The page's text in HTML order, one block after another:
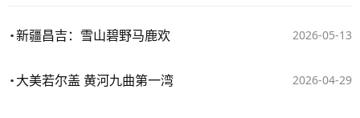
2026-05-13
新疆昌吉：雪山碧野马鹿欢
2026-04-29
大美若尔盖 黄河九曲第一湾